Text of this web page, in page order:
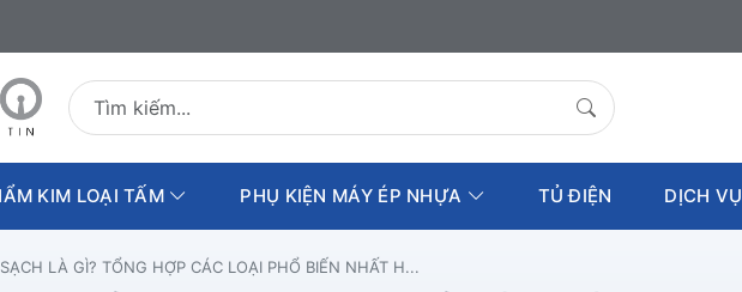
Tìm kiếm sản phẩm
KIM LOẠI TẤM PHỤ KIỆN MÁY ÉP NHỰA TỦ ĐIỆN DỊCH VỤ
LÀ GÌ? TỔNG HỢP CÁC LOẠI PHỔ BIẾN NHẤT H...